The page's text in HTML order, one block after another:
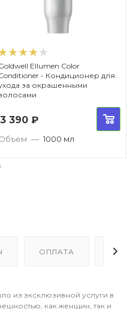
Ellumen Color
- Кондиционер для
за окрашенными
3 390 ₽
— 1000 мл
ОПЛАТА
из эксклюзивной услуги в
как женщин, так и